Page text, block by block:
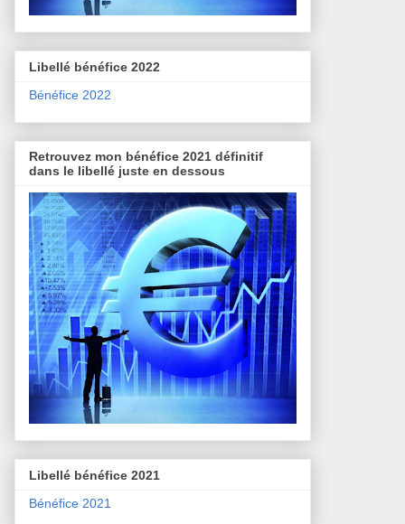
Libellé bénéfice 2022
Bénéfice 2022
Retrouvez mon bénéfice 2021 définitif
dans le libellé juste en dessous
Libellé bénéfice 2021
Bénéfice 2021